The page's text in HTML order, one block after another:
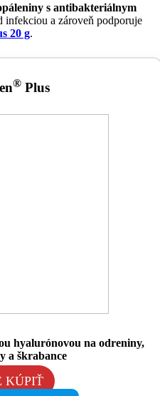
s antibakteriálnym
infekciou a zároveň podporuje
20 g.
® Plus
hyalurónovou na odreniny,
a škrabance
KÚPIŤ